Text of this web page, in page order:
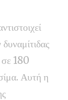
σε 180
Αυτή η